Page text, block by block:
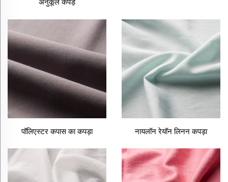
अनुकूल कपड़े
पॉलिएस्टर कपास का कपड़ा नायलॉन रेयॉन लिनन कपड़ा